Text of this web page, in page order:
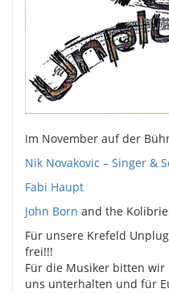
Im November auf der
Nik Novakovic – Singer &
Fabi Haupt
John Born and the
Für unsere Krefeld
frei!!!
Für die Musiker bitten wir
uns unterhalten und für